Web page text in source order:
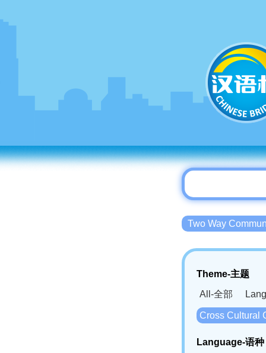
Two Way
Theme-主题
All-全部
Cross Cultural
Language-语种